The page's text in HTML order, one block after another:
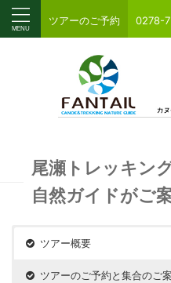
ツアーのご予約 0278-
尾瀬トレッキン
自然ガイドがご
ツアー概要
ツアーのご予約と集合のご